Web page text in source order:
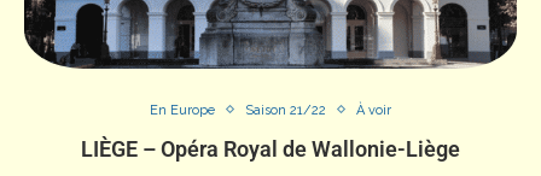
En Europe Saison 21/22 À voir
LIÈGE – Opéra Royal de Wallonie-Liège